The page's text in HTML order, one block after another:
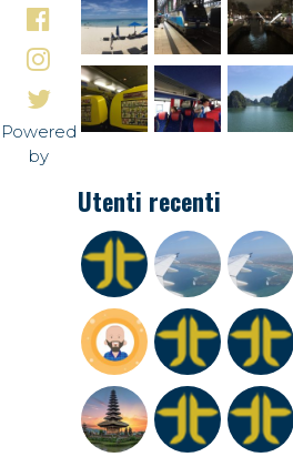
Utenti recenti
Powered
by